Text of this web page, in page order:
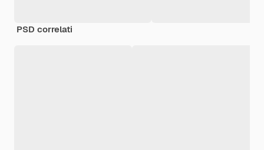
PSD correlati